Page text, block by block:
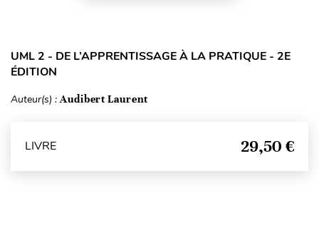
UML 2 - DE L’APPRENTISSAGE À LA PRATIQUE - 2E
ÉDITION
Auteur(s) :Audibert Laurent
LIVRE 29,50 €